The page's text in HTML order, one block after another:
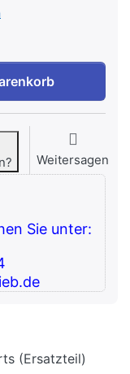
für Supports
Weitersagen
Sie unter:
(Ersatzteil)